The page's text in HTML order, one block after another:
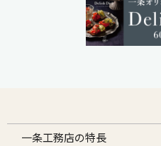
一条工務店の特長